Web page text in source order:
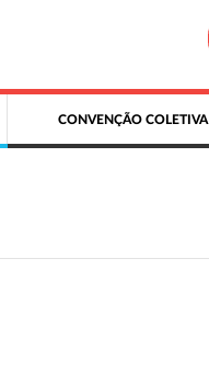
CONVENÇÃO COLETIVA